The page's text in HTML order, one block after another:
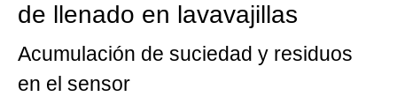
de llenado en lavavajillas
Acumulación de suciedad y residuos
en el sensor